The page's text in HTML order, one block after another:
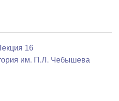
16
им. П.Л. Чебышева